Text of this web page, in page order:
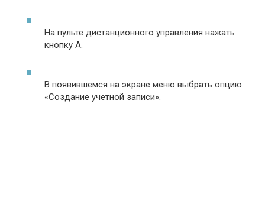
На пульте дистанционного управления нажать
кнопку А.
В появившемся на экране меню выбрать опцию
«Создание учетной записи».